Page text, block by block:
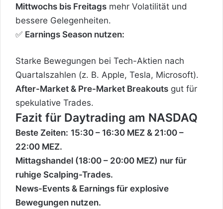
Mittwochs bis Freitags mehr Volatilität und
bessere Gelegenheiten.
✅ Earnings Season nutzen:
Starke Bewegungen bei Tech-Aktien nach
Quartalszahlen (z. B. Apple, Tesla, Microsoft).
After-Market & Pre-Market Breakouts gut für
spekulative Trades.
Fazit für Daytrading am NASDAQ
Beste Zeiten: 15:30 – 16:30 MEZ & 21:00 –
22:00 MEZ.
Mittagshandel (18:00 – 20:00 MEZ) nur für
ruhige Scalping-Trades.
News-Events & Earnings für explosive
Bewegungen nutzen.